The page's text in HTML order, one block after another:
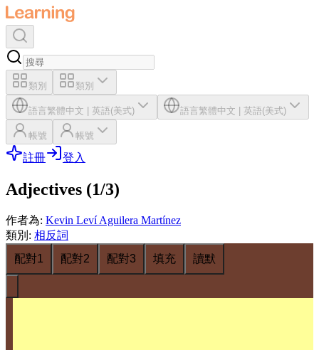
類別 類別
語言繁體中文 英語(美式) 語言繁體中文 英語(美式)
帳號 帳號
註冊 登入
Adjectives (1/3)
作者為: Kevin Leví Aguilera Martínez
類別 : 相反詞
配對1
配對2 配對3 填充 讀默